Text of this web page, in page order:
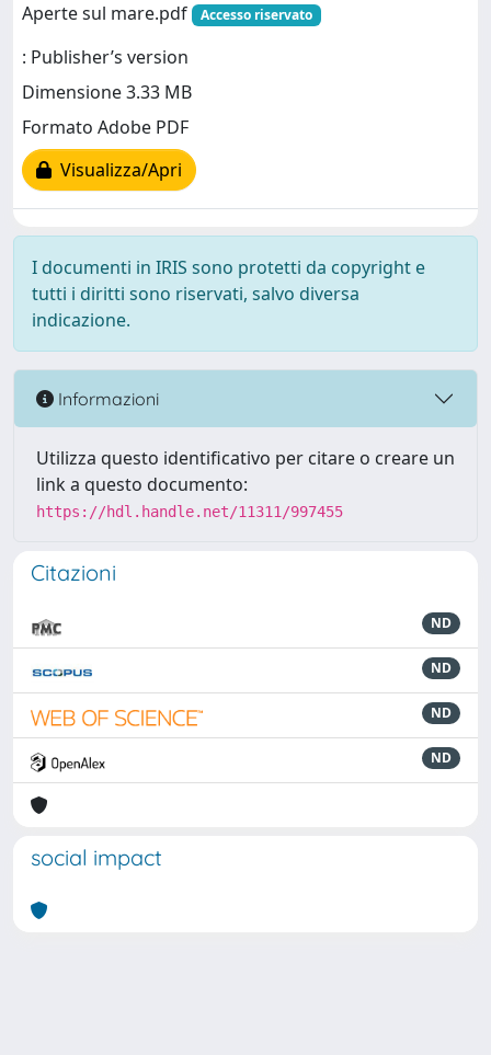
Aperte sul mare.pdf
Accesso riservato
: Publisher’s version
Dimensione 3.33 MB
Formato Adobe PDF
Visualizza/Apri
I documenti in IRIS sono protetti da copyright e
tutti i diritti sono riservati, salvo diversa
indicazione.
Informazioni
Utilizza questo identificativo per citare o creare un
link a questo documento:
https://hdl.handle.net/11311/997455
Citazioni
ND
ND
ND
ND
social impact